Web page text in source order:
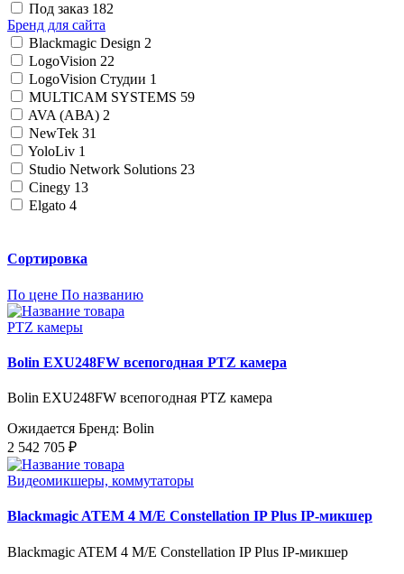
Под заказ 182
Бренд для сайта
Blackmagic Design 2
LogoVision 22
LogoVision Студии 1
MULTICAM SYSTEMS 59
AVA (АВА) 2
NewTek 31
YoloLiv 1
Studio Network Solutions 23
Cinegy 13
Elgato 4
Сортировка
По цене По названию
PTZ камеры
Bolin EXU248FW всепогодная PTZ камера
Bolin EXU248FW всепогодная PTZ камера
Ожидается Бренд: Bolin
2 542 705 ₽
Видеомикшеры, коммутаторы
Blackmagic ATEM 4 M/E Constellation IP Plus IP-микшер
Blackmagic ATEM 4 M/E Constellation IP Plus IP-микшер